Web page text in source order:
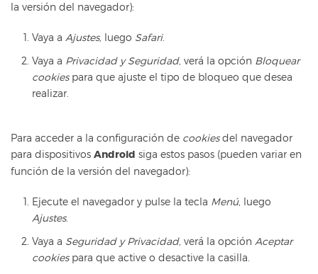
la versión del navegador):
Vaya a Ajustes, luego Safari.
Vaya a Privacidad y Seguridad, verá la opción Bloquear
cookiespara que ajuste el tipo de bloqueo que desea
realizar.
Para acceder a la configuración de cookiesdel navegador
para dispositivos Android siga estos pasos (pueden variar en
función de la versión del navegador):
Ejecute el navegador y pulse la tecla Menú, luego
Ajustes.
Vaya a Seguridad y Privacidad, verá la opción Aceptar
cookiespara que active o desactive la casilla.